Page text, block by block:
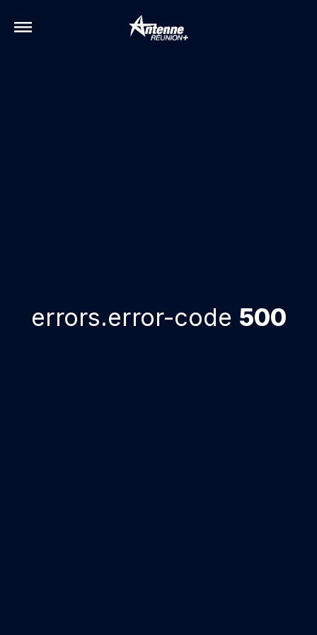
errors.error-code 500